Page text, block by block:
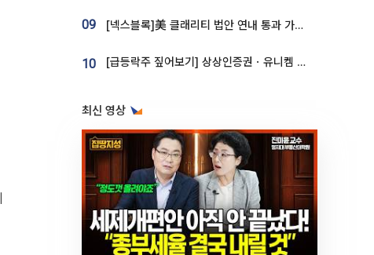
09 [넥스블록]美 클래리티 법안 연내 통과 가능성 13%…상원 문턱서 제동
10 [급등락주 짚어보기] 상상인증권ㆍ유니켐 2연속, 본느 6연속 ‘상한가’⋯M&A 훈풍 분 증시
최신 영상